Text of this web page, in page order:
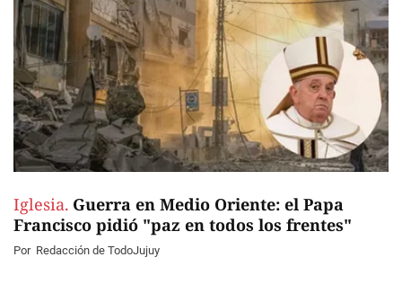
Iglesia. Guerra en Medio Oriente: el Papa
Francisco pidió "paz en todos los frentes"
Por Redacción de TodoJujuy